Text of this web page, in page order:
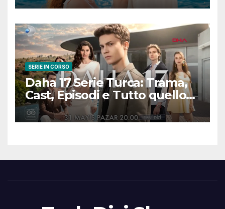
scena
SERIE IN CORSO
Daha 17 Serie Turca: Trama,
Cast, Episodi e Tutto quello
che Devi Sapere